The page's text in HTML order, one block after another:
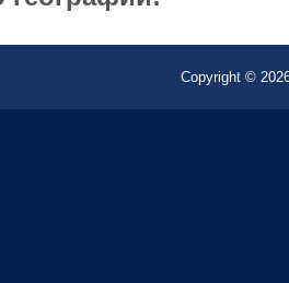
Copyright ©